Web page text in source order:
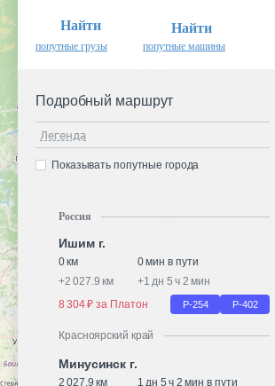
Найти
попутные грузы
Найти
попутные машины
Подробный маршрут
Легенда
Показывать попутные города
Россия
Ишим г.
0 км
0 мин в пути
+2 027.9 км +1 дн 5 ч 2 мин
8 304 ₽ за Платон
Р-254 Р-402
Красноярский край
Минусинск г.
2 027.9 км 1 дн 5 ч 2 мин в пути